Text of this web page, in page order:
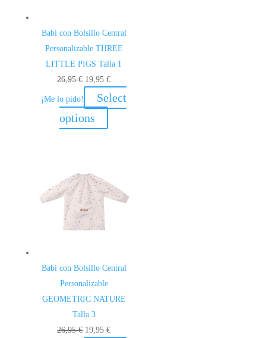
Babi con Bolsillo Central
Personalizable THREE
LITTLE PIGS Talla 1
26,95€ El
precio
original
19,95€El
precio
actual
¡Me lo pido!
Select
options
Babi con Bolsillo Central
Personalizable
GEOMETRIC NATURE
Talla 3
26,95€ El
19,95€El